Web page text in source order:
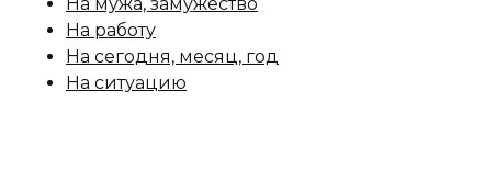
На работу
На сегодня, месяц, год
На ситуацию